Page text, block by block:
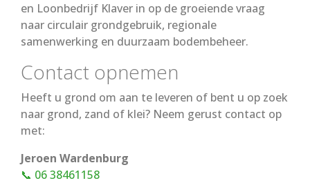
en Loonbedrijf Klaver in op de groeiende vraag
naar circulair grondgebruik, regionale
samenwerking en duurzaam bodembeheer.
Contact opnemen
Heeft u grond om aan te leveren of bent u op zoek
naar grond, zand of klei? Neem gerust contact op
met:
Jeroen Wardenburg
📞 06 38461158